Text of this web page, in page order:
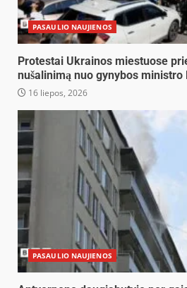
PASAULIO NAUJIENOS
Protestai Ukrainos miestuose
nušalinimą nuo gynybos ministro
16 liepos, 2026
PASAULIO NAUJIENOS